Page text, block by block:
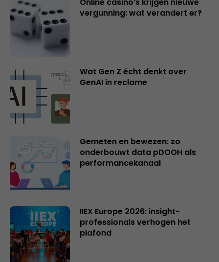
vergunning: wat verandert er?
Wat Gen Z écht denkt over
GenAI in reclame
Gemeten en bewezen: zo
onderbouwt data pDOOH als
performancekanaal
IIEX Europe 2026: insight-
professionals verhogen het
plafond